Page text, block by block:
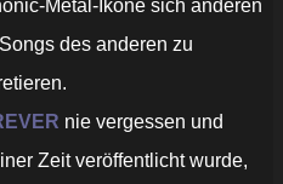
Metal-Ikone sich anderen
des anderen zu
nie vergessen und
Zeit veröffentlicht wurde,